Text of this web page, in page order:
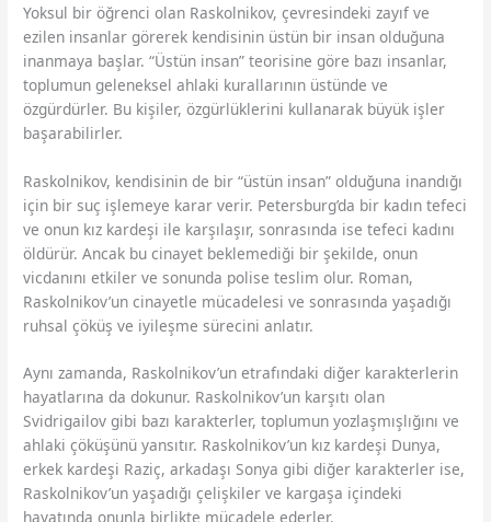
Yoksul bir öğrenci olan Raskolnikov, çevresindeki zayıf ve
ezilen insanlar görerek kendisinin üstün bir insan olduğuna
inanmaya başlar. “Üstün insan” teorisine göre bazı insanlar,
toplumun geleneksel ahlaki kurallarının üstünde ve
özgürdürler. Bu kişiler, özgürlüklerini kullanarak büyük işler
başarabilirler.
Raskolnikov, kendisinin de bir “üstün insan” olduğuna inandığı
için bir suç işlemeye karar verir. Petersburg’da bir kadın tefeci
ve onun kız kardeşi ile karşılaşır, sonrasında ise tefeci kadını
öldürür. Ancak bu cinayet beklemediği bir şekilde, onun
vicdanını etkiler ve sonunda polise teslim olur. Roman,
Raskolnikov’un cinayetle mücadelesi ve sonrasında yaşadığı
ruhsal çöküş ve iyileşme sürecini anlatır.
Aynı zamanda, Raskolnikov’un etrafındaki diğer karakterlerin
hayatlarına da dokunur. Raskolnikov’un karşıtı olan
Svidrigailov gibi bazı karakterler, toplumun yozlaşmışlığını ve
ahlaki çöküşünü yansıtır. Raskolnikov’un kız kardeşi Dunya,
erkek kardeşi Raziç, arkadaşı Sonya gibi diğer karakterler ise,
Raskolnikov’un yaşadığı çelişkiler ve kargaşa içindeki
hayatında onunla birlikte mücadele ederler.